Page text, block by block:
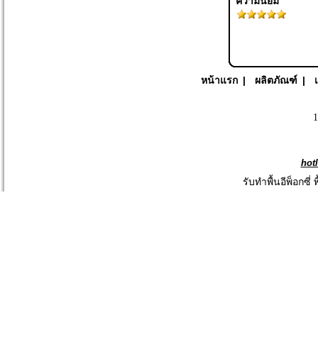
หน้าแรก | ผลิตภัณฑ์ |
รับทำพื้นอีพ็อกซี่